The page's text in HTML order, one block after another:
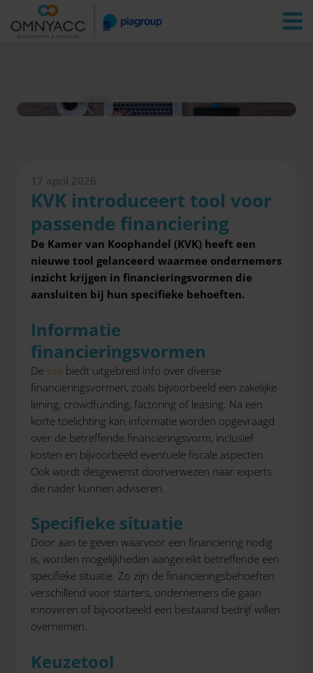
Vestigingen Zoeken
17 april 2026
KVK introduceert tool voor
passende financiering
De Kamer van Koophandel (KVK) heeft een
nieuwe tool gelanceerd waarmee ondernemers
inzicht krijgen in financieringsvormen die
aansluiten bij hun specifieke behoeften.
Informatie
financieringsvormen
De site biedt uitgebreid info over diverse
financieringsvormen, zoals bijvoorbeeld een zakelijke
lening, crowdfunding, factoring of leasing. Na een
korte toelichting kan informatie worden opgevraagd
over de betreffende financieringsvorm, inclusief
kosten en bijvoorbeeld eventuele fiscale aspecten.
Ook wordt desgewenst doorverwezen naar experts
die nader kunnen adviseren.
Specifieke situatie
Door aan te geven waarvoor een financiering nodig
is, worden mogelijkheden aangereikt betreffende een
specifieke situatie. Zo zijn de financieringsbehoeften
verschillend voor starters, ondernemers die gaan
innoveren of bijvoorbeeld een bestaand bedrijf willen
overnemen.
Keuzetool